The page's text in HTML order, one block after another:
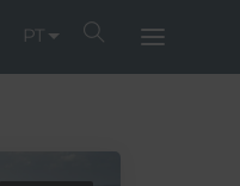
PT